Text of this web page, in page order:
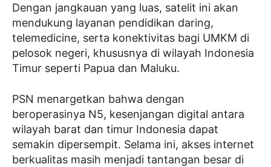
Dengan jangkauan yang luas, satelit ini akan
mendukung layanan pendidikan daring,
telemedicine, serta konektivitas bagi UMKM di
pelosok negeri, khususnya di wilayah Indonesia
Timur seperti Papua dan Maluku.
PSN menargetkan bahwa dengan
beroperasinya N5, kesenjangan digital antara
wilayah barat dan timur Indonesia dapat
semakin dipersempit. Selama ini, akses internet
berkualitas masih menjadi tantangan besar di